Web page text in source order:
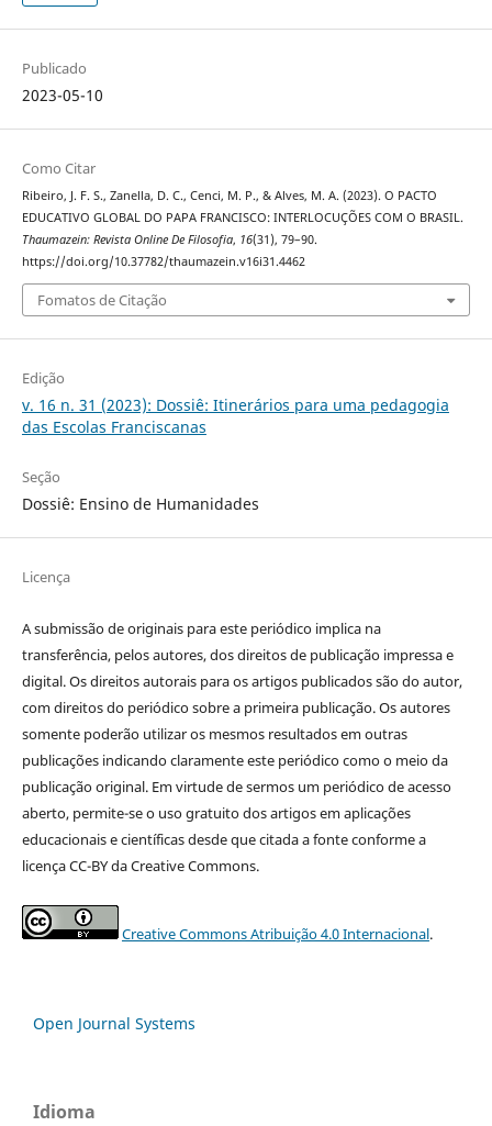
Publicado
2023-05-10
Como Citar
Ribeiro, J. F. S., Zanella, D. C., Cenci, M. P., & Alves, M. A. (2023). O PACTO
EDUCATIVO GLOBAL DO PAPA FRANCISCO: INTERLOCUÇÕES COM O BRASIL.
Thaumazein: Revista Online De Filosofia, 16(31), 79–90.
https://doi.org/10.37782/thaumazein.v16i31.4462
Fomatos de Citação
Edição
v. 16 n. 31 (2023): Dossiê: Itinerários para uma pedagogia
das Escolas Franciscanas
Seção
Dossiê: Ensino de Humanidades
Licença
A submissão de originais para este periódico implica na
transferência, pelos autores, dos direitos de publicação impressa e
digital. Os direitos autorais para os artigos publicados são do autor,
com direitos do periódico sobre a primeira publicação. Os autores
somente poderão utilizar os mesmos resultados em outras
publicações indicando claramente este periódico como o meio da
publicação original. Em virtude de sermos um periódico de acesso
aberto, permite-se o uso gratuito dos artigos em aplicações
educacionais e científicas desde que citada a fonte conforme a
licença CC-BY da Creative Commons.
Creative Commons Atribuição 4.0 Internacional.
Open Journal Systems
Idioma